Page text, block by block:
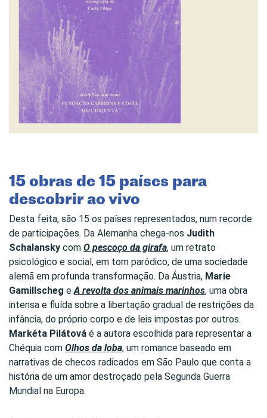
15 obras de 15 países para
descobrir ao vivo
Desta feita, são 15 os países representados, num recorde
de participações. Da Alemanha chega-nos Judith
Schalansky com O pescoço da girafa, um retrato
psicológico e social, em tom paródico, de uma sociedade
alemã em profunda transformação. Da Áustria, Marie
Gamillscheg e A revolta dos animais marinhos, uma obra
intensa e fluída sobre a libertação gradual de restrições da
infância, do próprio corpo e de leis impostas por outros.
Markéta Pilátová é a autora escolhida para representar a
Chéquia com Olhos da loba, um romance baseado em
narrativas de checos radicados em São Paulo que conta a
história de um amor destroçado pela Segunda Guerra
Mundial na Europa.